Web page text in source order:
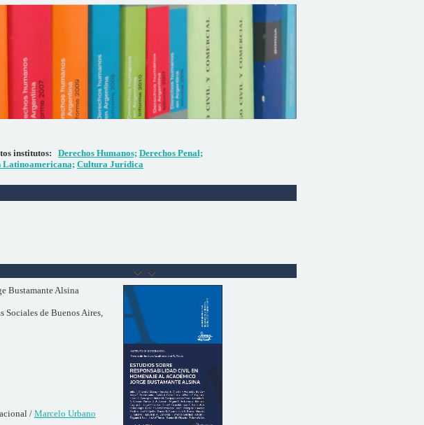
institutos: Derechos Humanos; Derechos Penal;
Latinoamericana;Cultura Jurídica
Bustamante Alsina
de Buenos Aires,
/ Marcelo Urbano